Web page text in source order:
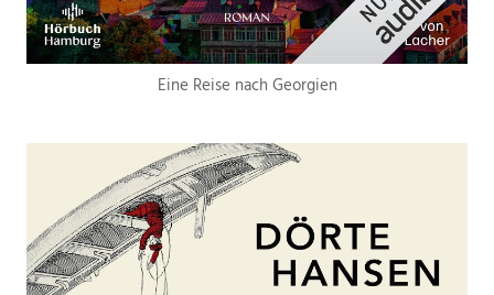
Eine Reise nach Georgien